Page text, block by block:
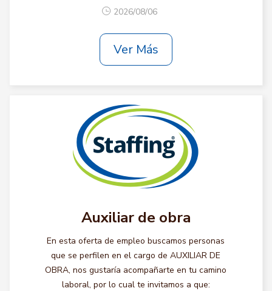
2026/08/06
Ver Más
Auxiliar de obra
En esta oferta de empleo buscamos personas
que se perfilen en el cargo de AUXILIAR DE
OBRA, nos gustaría acompañarte en tu camino
laboral, por lo cual te invitamos a que: